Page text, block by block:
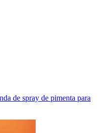
de spray de pimenta para